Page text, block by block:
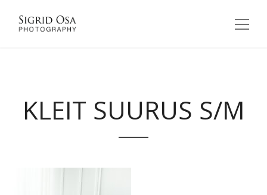
KLEIT SUURUS S/M